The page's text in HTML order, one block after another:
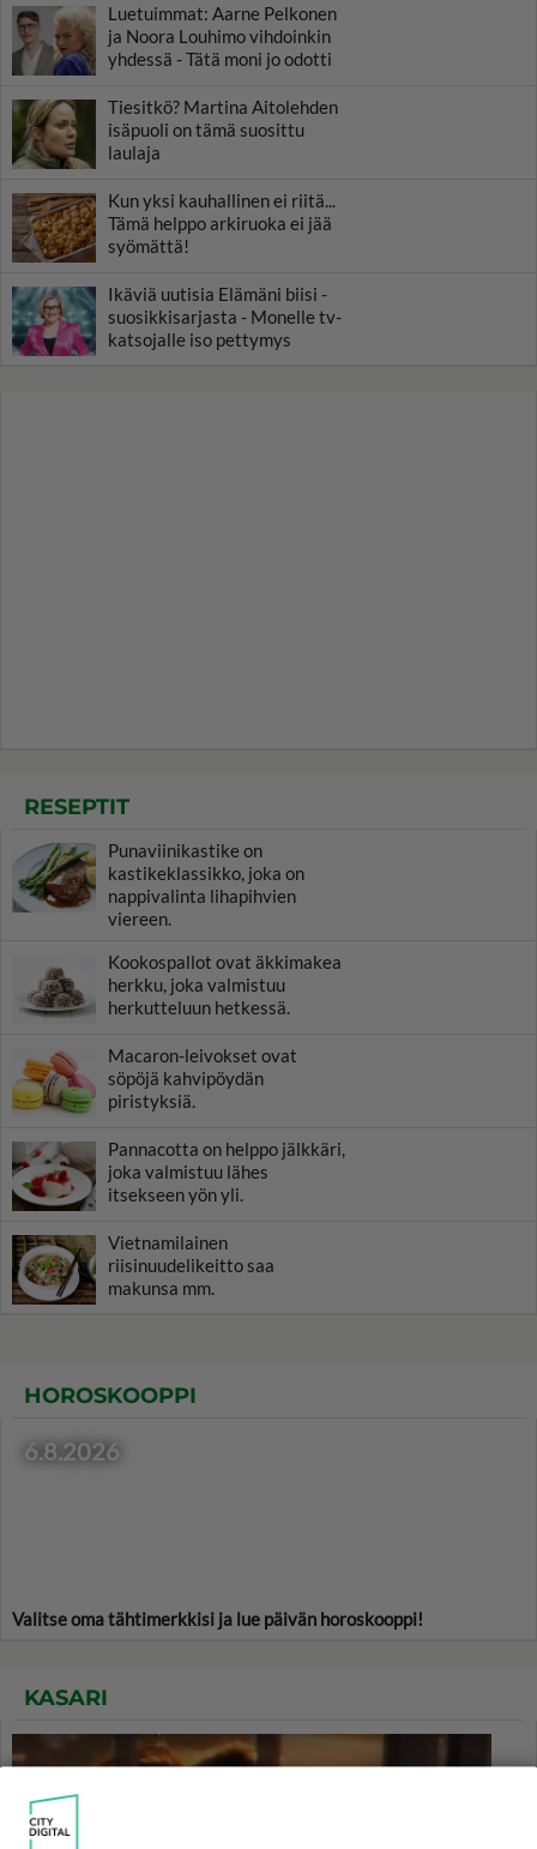
Luetuimmat: Aarne Pelkonen
ja Noora Louhimo vihdoinkin
yhdessä - Tätä moni jo odotti
Tiesitkö? Martina Aitolehden
isäpuoli on tämä suosittu
laulaja
Kun yksi kauhallinen ei riitä...
Tämä helppo arkiruoka ei jää
syömättä!
Ikäviä uutisia Elämäni biisi -
suosikkisarjasta - Monelle tv-
katsojalle iso pettymys
RESEPTIT
Punaviinikastike on
kastikeklassikko, joka on
nappivalinta lihapihvien
viereen.
Kookospallot ovat äkkimakea
herkku, joka valmistuu
herkutteluun hetkessä.
Macaron-leivokset ovat
söpöjä kahvipöydän
piristyksiä.
Pannacotta on helppo jälkkäri,
joka valmistuu lähes
itsekseen yön yli.
Vietnamilainen
riisinuudelikeitto saa
makunsa mm.
HOROSKOOPPI
6.8.2026
Valitse oma tähtimerkkisi ja lue päivän horoskooppi!
KASARI